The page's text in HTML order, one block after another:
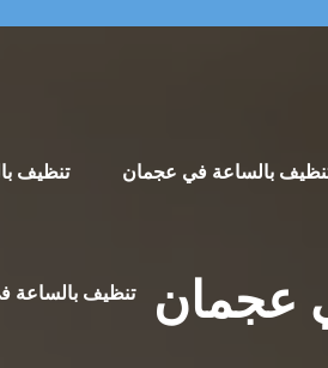
بالساعة في عجمان تنظيف
تنظيف بالساعة